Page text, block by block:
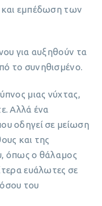
και εμπέδωση των
για αυξηθούν τα
το συνηθισμένο.
μιας νύχτας,
Αλλά ένα
οδηγεί σε μείωση
και της
όπως ο θάλαμος
ευάλωτες σε
του